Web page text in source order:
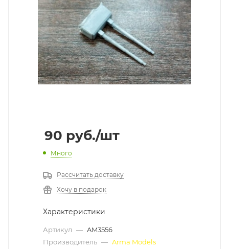
90 руб./шт
Много
Рассчитать доставку
Хочу в подарок
Характеристики
Артикул — AM3556
Производитель — Arma Models